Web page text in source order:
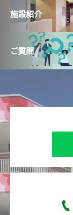
施設紹介
ご質問